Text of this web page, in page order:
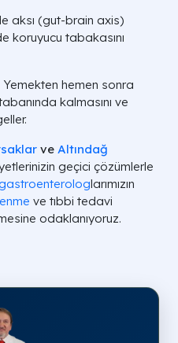
aksı (gut-brain axis)
koruyucu tabakasını
Yemekten hemen sonra
kalmasını ve
ve Altındağ
geçici çözümlerle
larımızın
ve tıbbi tedavi
odaklanıyoruz.